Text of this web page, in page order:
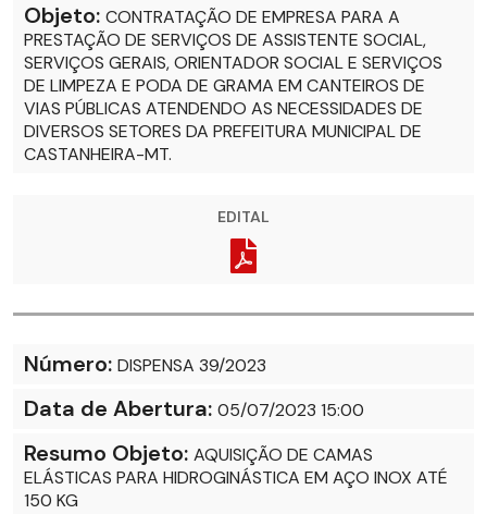
Objeto: CONTRATAÇÃO DE EMPRESA PARA A
PRESTAÇÃO DE SERVIÇOS DE ASSISTENTE SOCIAL,
SERVIÇOS GERAIS, ORIENTADOR SOCIAL E SERVIÇOS
DE LIMPEZA E PODA DE GRAMA EM CANTEIROS DE
VIAS PÚBLICAS ATENDENDO AS NECESSIDADES DE
DIVERSOS SETORES DA PREFEITURA MUNICIPAL DE
CASTANHEIRA-MT.
EDITAL
Número: DISPENSA 39/2023
Data de Abertura: 05/07/2023 15:00
Resumo Objeto: AQUISIÇÃO DE CAMAS
ELÁSTICAS PARA HIDROGINÁSTICA EM AÇO INOX ATÉ
150 KG